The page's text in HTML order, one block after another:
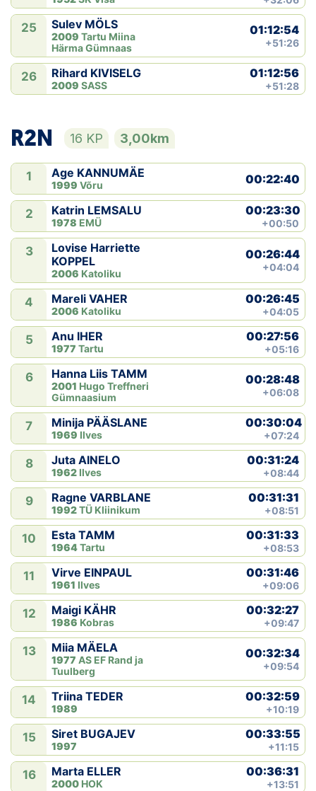
25 Sulev MÖLS
2009 Tartu Miina
Härma Gümnaas
01:12:54
+51:26
26 Rihard KIVISELG
2009 SASS
01:12:56
+51:28
R2N 16 KP 3,00km
1 Age KANNUMÄE
1999 Võru 00:22:40
2 Katrin LEMSALU
1978 EMÜ
00:23:30
+00:50
3
Lovise Harriette
KOPPEL
2006 Katoliku
00:26:44
+04:04
4 Mareli VAHER
2006 Katoliku
00:26:45
+04:05
5 Anu IHER
1977 Tartu
00:27:56
+05:16
6 Hanna Liis TAMM
2001 Hugo Treffneri
Gümnaasium
00:28:48
+06:08
7 Minija PÄÄSLANE
1969 Ilves
00:30:04
+07:24
8 Juta AINELO
1962 Ilves
00:31:24
+08:44
9 Ragne VARBLANE
1992TÜ Kliinikum
00:31:31
+08:51
10 Esta TAMM
1964Tartu
00:31:33
+08:53
11 Virve EINPAUL
1961 Ilves
00:31:46
+09:06
12 Maigi KÄHR
1986 Kobras
00:32:27
+09:47
13 Miia MÄELA
1977 AS EF Rand ja
Tuulberg
00:32:34
+09:54
14 Triina TEDER
1989
00:32:59
+10:19
15 Siret BUGAJEV
1997
00:33:55
+11:15
16 Marta ELLER
2000 HOK
00:36:31
+13:51